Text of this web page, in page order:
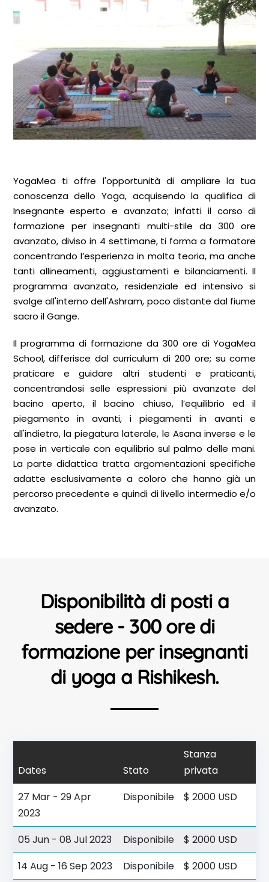
YogaMea ti offre l'opportunità di ampliare la tua
conoscenza dello Yoga, acquisendo la qualifica di
Insegnante esperto e avanzato; infatti il corso di
formazione per insegnanti multi-stile da 300 ore
avanzato, diviso in 4 settimane, ti forma a formatore
concentrando l’esperienza in molta teoria, ma anche
tanti allineamenti, aggiustamenti e bilanciamenti. Il
programma avanzato, residenziale ed intensivo si
svolge all'interno dell'Ashram, poco distante dal fiume
sacro il Gange.
Il programma di formazione da 300 ore di YogaMea
School, differisce dal curriculum di 200 ore; su come
praticare e guidare altri studenti e praticanti,
concentrandosi selle espressioni più avanzate del
bacino aperto, il bacino chiuso, l’equilibrio ed il
piegamento in avanti, i piegamenti in avanti e
all'indietro, la piegatura laterale, le Asana inverse e le
pose in verticale con equilibrio sul palmo delle mani.
La parte didattica tratta argomentazioni specifiche
adatte esclusivamente a coloro che hanno già un
percorso precedente e quindi di livello intermedio e/o
avanzato.
Disponibilità di posti a
sedere - 300 ore di
formazione per insegnanti
di yoga a Rishikesh.
Dates Stato
Stanza
privata
27 Mar - 29 Apr
2023
Disponibile $ 2000 USD
05 Jun - 08 Jul 2023 Disponibile
$ 2000 USD
14 Aug - 16 Sep 2023
Disponibile $ 2000 USD